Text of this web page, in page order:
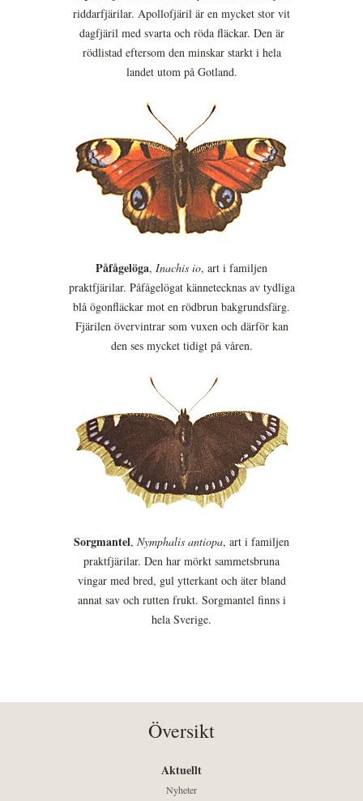
riddarfjärilar. Apollofjäril är en mycket stor vit
dagfjäril med svarta och röda fläckar. Den är
rödlistad eftersom den minskar starkt i hela
landet utom på Gotland.
Påfågelöga, Inachis io, art i familjen
praktfjärilar. Påfågelögat kännetecknas av tydliga
blå ögonfläckar mot en rödbrun bakgrundsfärg.
Fjärilen övervintrar som vuxen och därför kan
den ses mycket tidigt på våren.
Sorgmantel, Nymphalis antiopa, art i familjen
praktfjärilar. Den har mörkt sammetsbruna
vingar med bred, gul ytterkant och äter bland
annat sav och rutten frukt. Sorgmantel finns i
hela Sverige.
Översikt
Aktuellt
Nyheter